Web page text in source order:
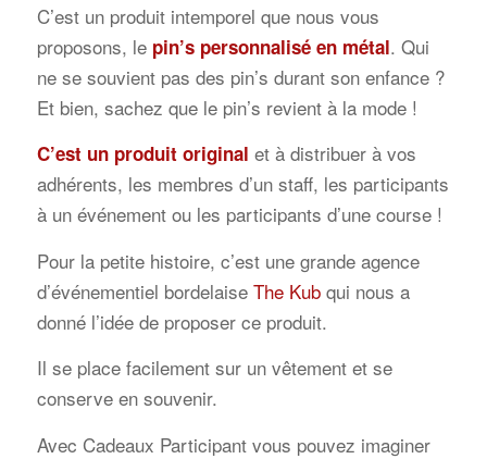
C’est un produit intemporel que nous vous
proposons, lepin’s personnalisé en métal. Qui
ne se souvient pas des pin’s durant son enfance ?
Et bien, sachez que le pin’s revient à la mode !
C’est un produit original et à distribuer à vos
adhérents, les membres d’un staff, les participants
à un événement ou les participants d’une course !
Pour la petite histoire, c’est une grande agence
d’événementiel bordelaise The Kubqui nous a
donné l’idée de proposer ce produit.
Il se place facilement sur un vêtement et se
conserve en souvenir.
Avec Cadeaux Participant vous pouvez imaginer